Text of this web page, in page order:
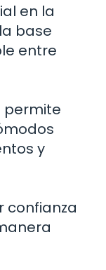
en la
base
entre
permite
y
confianza